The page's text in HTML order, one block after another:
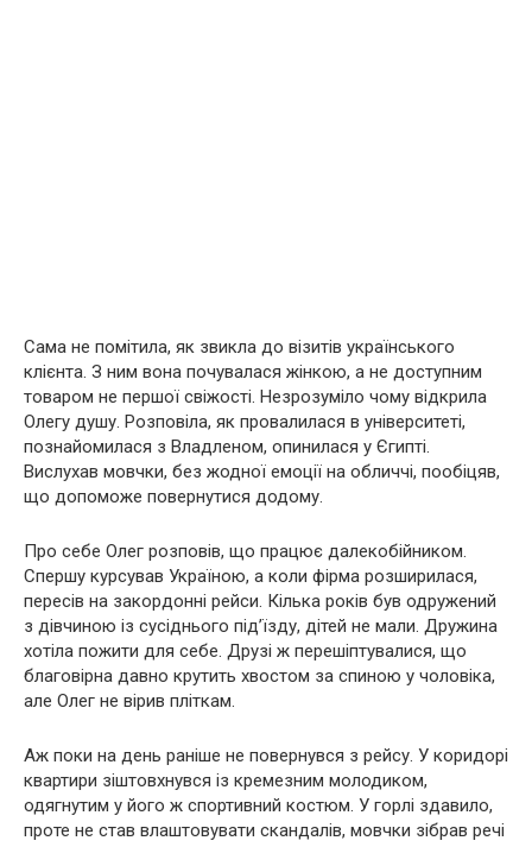
Сама не помітила, як звикла до візитів українського
клієнта. З ним вона почувалася жінкою, а не доступним
товаром не першої свіжості. Незрозуміло чому відкрила
Олегу душу. Розповіла, як провалилася в університеті,
познайомилася з Владленом, опинилася у Єгипті.
Вислухав мовчки, без жодної емоції на обличчі, пообіцяв,
що допоможе повернутися додому.
Про себе Олег розповів, що працює далекобійником.
Спершу курсував Україною, а коли фірма розширилася,
пересів на закордонні рейси. Кілька років був одружений
з дівчиною із сусіднього під’їзду, дітей не мали. Дружина
хотіла пожити для себе. Друзі ж перешіптувалися, що
благовірна давно крутить хвостом за спиною у чоловіка,
але Олег не вірив пліткам.
Аж поки на день раніше не повернувся з рейсу. У коридорі
квартири зіштовхнувся із кремезним молодиком,
одягнутим у його ж спортивний костюм. У горлі здавило,
проте не став влаштовувати скандалів, мовчки зібрав речі